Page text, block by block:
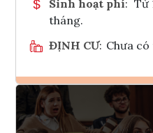
Sinh hoạt phí: Từ
tháng.
ĐỊNH CƯ: Chưa